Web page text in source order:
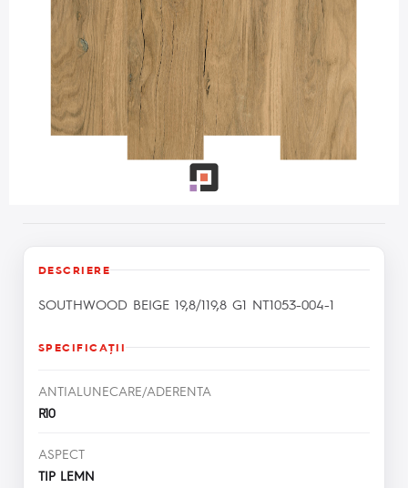
DESCRIERE
SOUTHWOOD BEIGE 19,8/119,8 G1 NT1053-004-1
SPECIFICAŢII
ANTIALUNECARE/ADERENTA
R10
ASPECT
TIP LEMN